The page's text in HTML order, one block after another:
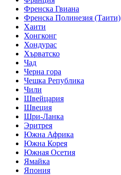
Френска Гвиана
Френска Полинезия (Таити)
Хаити
Хонгконг
Хондурас
Хърватско
Чад
Черна гора
Чешка Република
Чили
Швейцария
Швеция
Шри-Ланка
Эритрея
Южна Африка
Южна Корея
Южная Осетия
Ямайка
Япония